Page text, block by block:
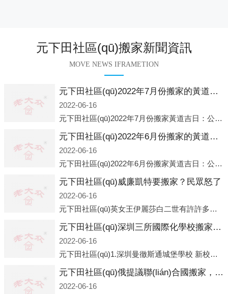
元下田社區(qū)搬家新聞資訊
MOVE NEWS IFRAMETION
元下田社區(qū)2022年7月份搬家的黃道吉日查詢大全一覽表哪天適合搬家好日子
2022-06-16
元下田社區(qū)2022年7月份搬家黃道吉日：公歷2022年7月6日 農(nóng)歷六月初八 星期三 沖虎(甲寅)公歷2022年7月12日 農(nóng)歷六月十四 星期二 沖猴(庚申)公歷2022年7月13日 農(nóng)歷六月十五 星期三 沖雞
元下田社區(qū)2022年6月份搬家的黃道吉日查詢大全一覽表哪天適合搬家好日子
2022-06-16
元下田社區(qū)2022年6月份搬家黃道吉日：公歷2022年6月1日 農(nóng)歷五月初三 星期三 沖兔(己卯)公歷2022年6月4日 農(nóng)歷五月初六 星期六 沖馬(壬午)公歷2022年6月8日 農(nóng)歷五月初十 星期三 沖狗(丙
元下田社區(qū)威廉凱特要搬家？民眾怒了
2022-06-16
元下田社區(qū)英女王伊麗莎白二世有許許多多的房產(chǎn)，遍布英國各地。而作為英女王的親孫子、未來的英國國王，威廉王子自然也能享受到女王的房產(chǎn)。目前，威廉凱特以及三個孩子有兩個經(jīng)常居住的地點，一處是位于倫敦的肯辛頓宮，一處
元下田社區(qū)深圳三所國際化學校搬家？曼校、QSI、南山中英文搬走了
2022-06-16
元下田社區(qū)1.深圳曼徹斯通城堡學校 新校區(qū)原址是蛇口國際據(jù)悉，此次曼徹斯通城堡學校搬遷到蛇口新校區(qū)的開辦與蛇口外籍人員子女學校（蛇口國際）有很大的關聯(lián)。2021年，太子灣實驗部就宣布在2022年正式并入蛇口外籍
元下田社區(qū)俄提議聯(lián)合國搬家，投票結果卻以慘敗收場
2022-06-16